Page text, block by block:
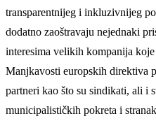
transparentnijeg i inkluzivnijeg
dodatno zaoštravaju nejednaki
interesima velikih kompanija
Manjkavosti europskih direktiva
partneri kao što su sindikati, ali i
municipalističkih pokreta i